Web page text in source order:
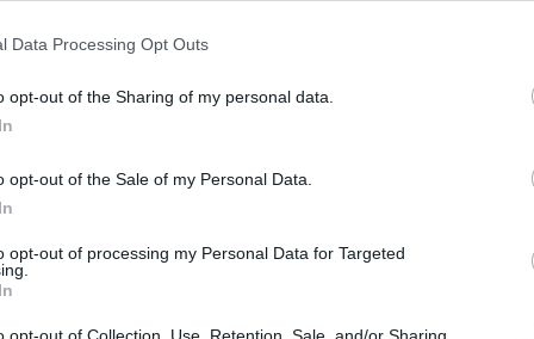
Data Processing Opt Outs
opt-out of the Sharing of my personal data.
opt-out of the Sale of my Personal Data.
opt-out of processing my Personal Data for Targeted